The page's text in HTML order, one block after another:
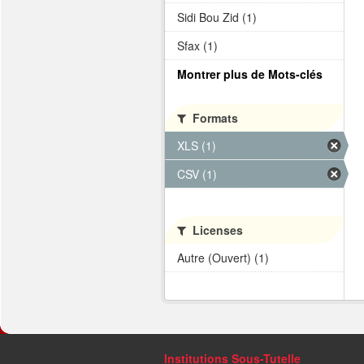
Sidi Bou Zid (1)
Sfax (1)
Montrer plus de Mots-clés
Formats
XLS (1)
CSV (1)
Licenses
Autre (Ouvert) (1)
Institutions Sous-Tutelle